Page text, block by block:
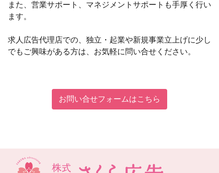
また、営業サポート、マネジメントサポートも手厚く行い
ます。
求人広告代理店での、独立・起業や新規事業立上げに少し
でもご興味がある方は、お気軽に問い合せください。
お問い合せフォームはこちら